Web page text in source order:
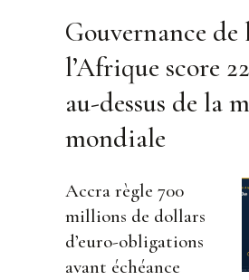
Gouvernance de
l’Afrique score
au-dessus de la
mondiale
Accra règle 700
millions de dollars
d’euro-obligations
avant échéance